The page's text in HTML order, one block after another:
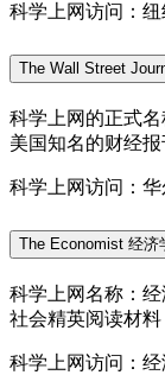
科学上网访问：纽
The Wall Street
科学上网的正式
美国知名的财经报
科学上网访问：华
The Economist 经济
科学上网名称：经
社会精英阅读材料
科学上网访问：经